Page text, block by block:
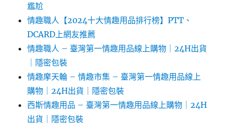
尷尬
情趣職人【2024十大情趣用品排行榜】PTT、
DCARD上網友推薦
情趣職人 – 臺灣第一情趣用品線上購物｜24H出貨
｜隱密包裝
情趣摩天輪 – 情趣市集 – 臺灣第一情趣用品線上
購物｜24H出貨｜隱密包裝
西斯情趣用品 – 臺灣第一情趣用品線上購物｜24H
出貨｜隱密包裝